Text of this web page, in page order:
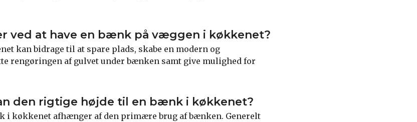
ved at have en bænk på væggen i køkkenet?
kan bidrage til at spare plads, skabe en modern og
rengøringen af gulvet under bænken samt give mulighed for
den rigtige højde til en bænk i køkkenet?
i køkkenet afhænger af den primære brug af bænken. Generelt